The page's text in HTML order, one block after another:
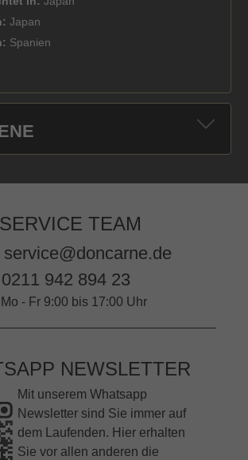
Japan
Spanien
SERVICE TEAM
service@doncarne.de
0211 942 894 23
Mo - Fr 9:00 bis 17:00 Uhr
NEWSLETTER
Mit unserem Whatsapp
Newsletter sind Sie immer auf
dem Laufenden. Hier erhalten
Sie vor allen anderen die